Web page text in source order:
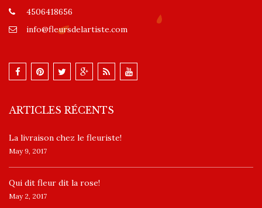
4506418656
info@fleursdelartiste.com
ARTICLES RÉCENTS
La livraison chez le fleuriste!
May 9, 2017
​Qui dit fleur dit la rose!
May 2, 2017